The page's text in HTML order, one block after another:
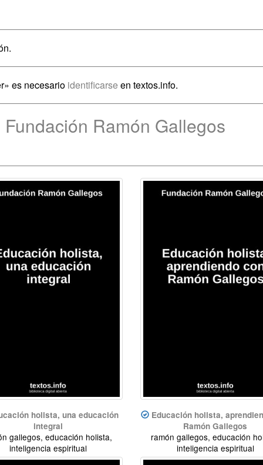
es necesario identificarse en textos.info.
Ramón Gallegos
holista, una educación
integral
gallegos, educación holista,
inteligencia espiritual
Educación holista,
Ramón Gallegos
ramón gallegos, educación
inteligencia espiritual